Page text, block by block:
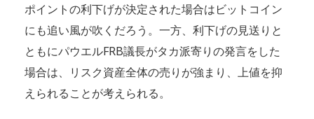
ポイントの利下げが決定された場合はビットコイン
にも追い風が吹くだろう。一方、利下げの見送りと
ともにパウエルFRB議長がタカ派寄りの発言をした
場合は、リスク資産全体の売りが強まり、上値を抑
えられることが考えられる。